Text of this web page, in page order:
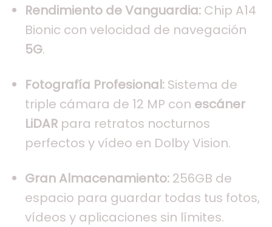
Rendimiento de Vanguardia: Chip A14
Bionic con velocidad de navegación
5G.
Fotografía Profesional: Sistema de
triple cámara de 12 MP con escáner
LiDAR para retratos nocturnos
perfectos y vídeo en Dolby Vision.
Gran Almacenamiento: 256GB de
espacio para guardar todas tus fotos,
vídeos y aplicaciones sin límites.